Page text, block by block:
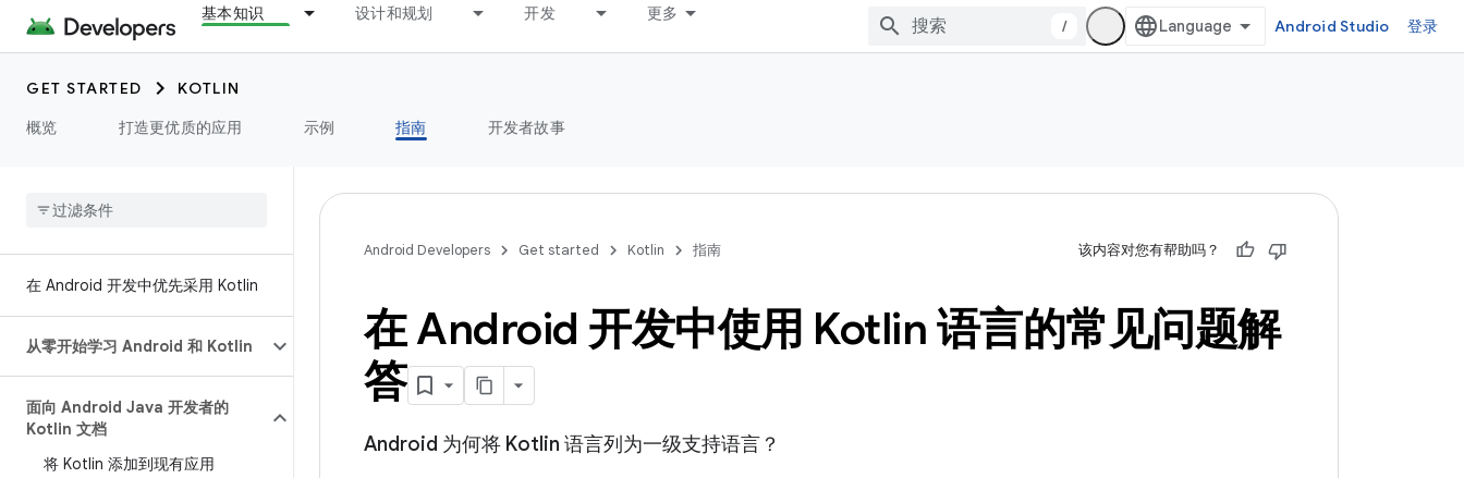
基本知识 设计和规划 开发 更多
/ Android Studio 登录
GET STARTED
KOTLIN
概览
打造更优质的应用 示例 指南 开发者故事
在 Android 开发中优先采用 Kotlin
从零开始学习 Android 和 Kotlin
面向 Android Java 开发者的
Kotlin 文档
将 Kotlin 添加到现有应用
Android Developers Get started Kotlin 指南 该内容对您有帮助吗？
在 Android 开发中使用 Kotlin 语言的常见问题解
答
Android 为何将 Kotlin 语言列为一级支持语言？